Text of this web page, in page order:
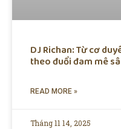
DJ Richan: Từ cơ
theo đuổi đam mê
READ MORE »
Tháng 11 14, 2025